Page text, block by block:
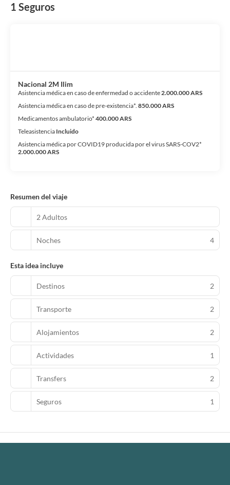
1 Seguros
Nacional 2M Ilim
Asistencia médica en caso de enfermedad o accidente2.000.000 ARS
Asistencia médica en caso de pre-existencia*. 850.000 ARS
Medicamentos ambulatorio* 400.000 ARS
Teleasistencia Incluido
Asistencia médica por COVID19 producida por el virus SARS-COV2*
2.000.000 ARS
Resumen del viaje
2 Adultos
Noches 4
Esta idea incluye
Destinos 2
Transporte 2
Alojamientos 2
Actividades 1
Transfers 2
Seguros 1